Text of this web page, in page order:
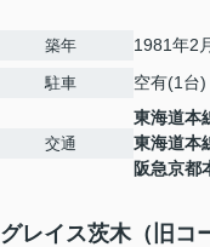
築年 1981年2
駐車 空有(1台)
交通
東海道本
東海道本
阪急京都
グレイス茨木（旧コ